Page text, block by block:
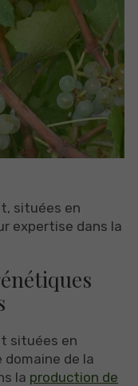
situées en
expertise dans la
situées en
de la
la production de